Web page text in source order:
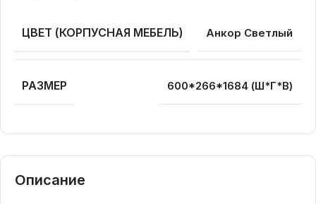
Описание
ЦВЕТ (КОРПУСНАЯ МЕБЕЛЬ) Анкор Светлый
РАЗМЕР 600*266*1684 (Ш*Г*В)